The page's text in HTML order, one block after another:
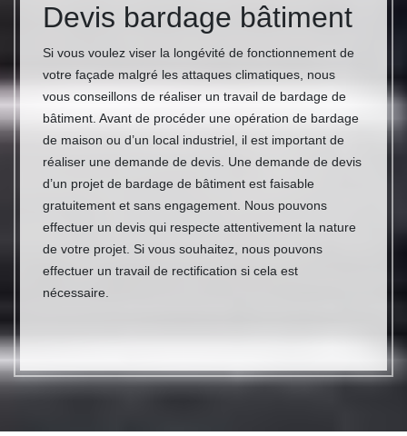
Devis bardage bâtiment
Si vous voulez viser la longévité de fonctionnement de
votre façade malgré les attaques climatiques, nous
vous conseillons de réaliser un travail de bardage de
bâtiment. Avant de procéder une opération de bardage
de maison ou d’un local industriel, il est important de
réaliser une demande de devis. Une demande de devis
d’un projet de bardage de bâtiment est faisable
gratuitement et sans engagement. Nous pouvons
effectuer un devis qui respecte attentivement la nature
de votre projet. Si vous souhaitez, nous pouvons
effectuer un travail de rectification si cela est
nécessaire.